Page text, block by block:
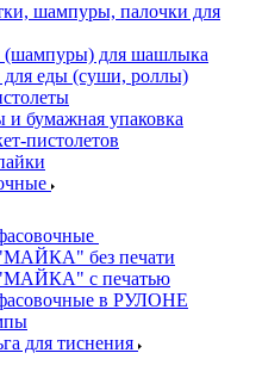
шампуры, палочки для
(шампуры) для шашлыка
еды (суши, роллы)
и бумажная упаковка
пистолетов
без печати
с печатью
в РУЛОНЕ
для тиснения